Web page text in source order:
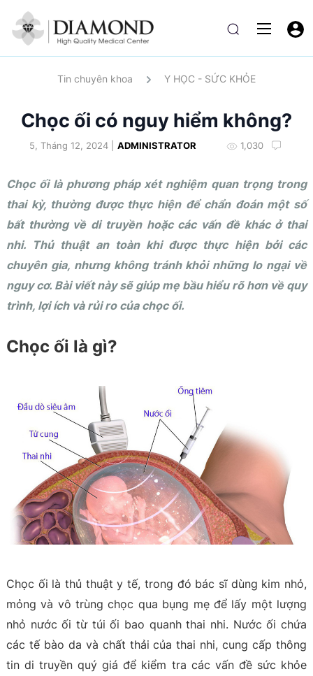
Tin chuyên khoa Y HỌC - SỨC KHỎE
Chọc ối có nguy hiểm không?
5, Tháng 12, 2024 | ADMINISTRATOR 1,030
Chọc ối là phương pháp xét nghiệm quan trọng trong
thai kỳ, thường được thực hiện để chẩn đoán một số
bất thường về di truyền hoặc các vấn đề khác ở thai
nhi. Thủ thuật an toàn khi được thực hiện bởi các
chuyên gia, nhưng không tránh khỏi những lo ngại về
nguy cơ. Bài viết này sẽ giúp mẹ bầu hiểu rõ hơn về quy
trình, lợi ích và rủi ro của chọc ối.
Chọc ối là gì?
Chọc ối là thủ thuật y tế, trong đó bác sĩ dùng kim nhỏ,
mỏng và vô trùng chọc qua bụng mẹ để lấy một lượng
nhỏ nước ối từ túi ối bao quanh thai nhi. Nước ối chứa
các tế bào da và chất thải của thai nhi, cung cấp thông
tin di truyền quý giá để kiểm tra các vấn đề sức khỏe